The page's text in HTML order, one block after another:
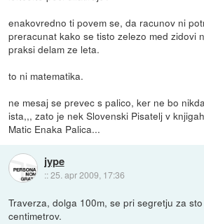
enakovredno ti povem se, da racunov ni
preracunat kako se tisto zelezo med zidovi
praksi delam ze leta.
to ni matematika.
ne mesaj se prevec s palico, ker ne bo
ista,,, zato je nek Slovenski Pisatelj v
Matic Enaka Palica...
jype
::25. apr 2009, 17:36
Traverza, dolga 100m, se pri segretju za
centimetrov.